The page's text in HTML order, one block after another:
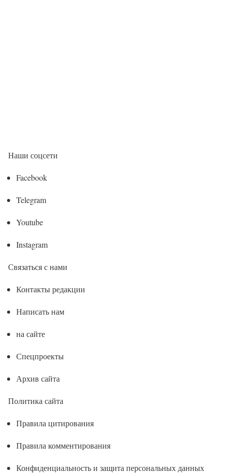
Наши соцсети
Facebook
Telegram
Youtube
Instagram
Связаться с нами
Контакты редакции
Написать нам
на сайте
Спецпроекты
Архив сайта
Политика сайта
Правила цитирования
Правила комментирования
Конфиденциальность и защита персональных данных